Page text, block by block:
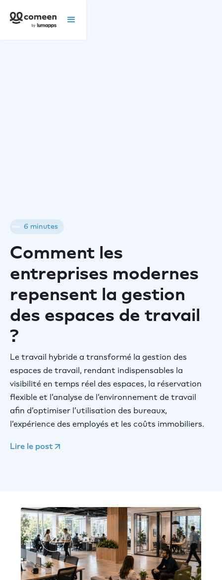
6 minutes
Comment les
entreprises modernes
repensent la gestion
des espaces de travail
?
Le travail hybride a transformé la gestion des
espaces de travail, rendant indispensables la
visibilité en temps réel des espaces, la réservation
flexible et l’analyse de l’environnement de travail
afin d’optimiser l’utilisation des bureaux,
l’expérience des employés et les coûts immobiliers.
Lire le post